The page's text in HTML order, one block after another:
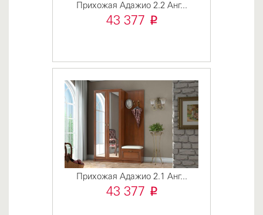
Прихожая Адажио 2.2 Анг...
43 377 i
Прихожая Адажио 2.1 Анг...
43 377 i